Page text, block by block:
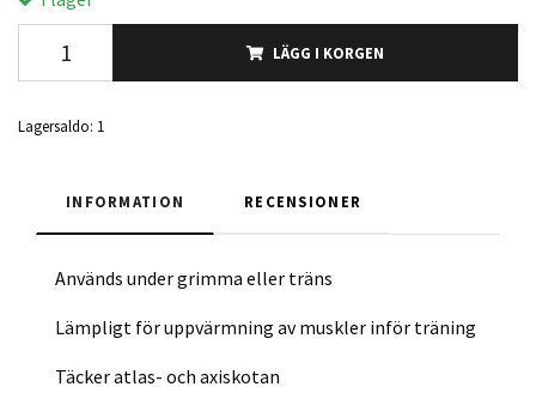
LÄGG I KORGEN
Lagersaldo: 1
INFORMATION RECENSIONER
Används under grimma eller träns
Lämpligt för uppvärmning av muskler inför träning
Täcker atlas- och axiskotan